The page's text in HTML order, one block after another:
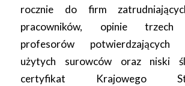
rocznie do firm
pracowników, opinie trzech
profesorów potwierdzających
użytych surowców oraz niski
certyfikat Krajowego